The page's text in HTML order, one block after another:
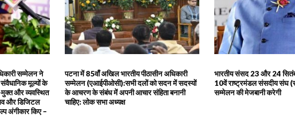
सम्मेलन ने
संवैधानिक मूल्यों के
मुक्त और व्यवस्थित
और डिजिटल
अंगीकार किए –
पटना में 85वाँ अखिल भारतीय पीठासीन अधिकारी
सम्मेलन (एआईपीओसी):सभी दलों को सदन में सदस्यों
के आचरण के संबंध में अपनी आचार संहिता बनानी
चाहिए: लोक सभा अध्यक्ष
भारतीय संसद 23 और 24
10वें राष्ट्रमंडल संसदीय संघ
सम्मेलन की मेजबानी करेगी